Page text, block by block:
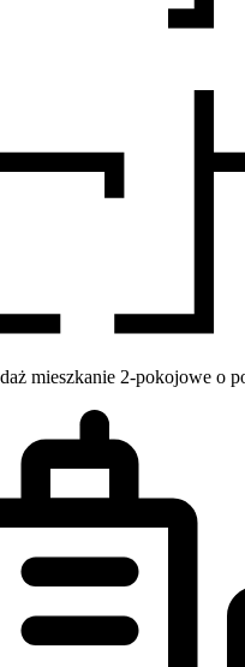
mieszkanie 2-pokojowe o